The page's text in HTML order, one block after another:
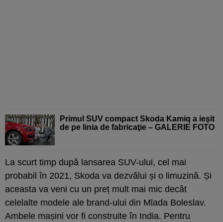
Primul SUV compact Skoda Kamiq a ieşit
de pe linia de fabricaţie – GALERIE FOTO
La scurt timp după lansarea SUV-ului, cel mai
probabil în 2021, Skoda va dezvălui și o limuzină. Și
aceasta va veni cu un preț mult mai mic decât
celelalte modele ale brand-ului din Mlada Boleslav.
Ambele mașini vor fi construite în India. Pentru